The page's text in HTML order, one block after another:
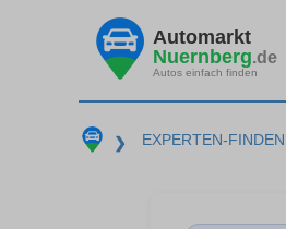
Automarkt
Nuernberg.de
Autos einfach finden
❯ EXPERTEN-FINDEN